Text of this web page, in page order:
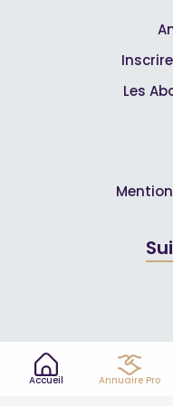
Accueil Annuaire Pro
Les